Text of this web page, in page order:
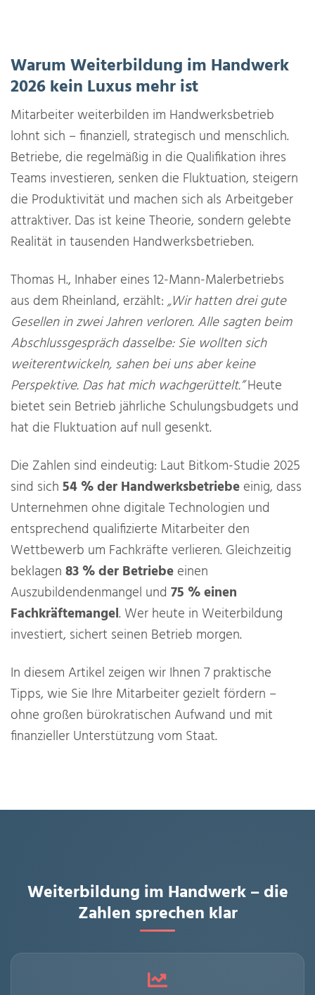
Warum Weiterbildung im Handwerk
2026 kein Luxus mehr ist
Mitarbeiter weiterbilden im Handwerksbetrieb
lohnt sich – finanziell, strategisch und menschlich.
Betriebe, die regelmäßig in die Qualifikation ihres
Teams investieren, senken die Fluktuation, steigern
die Produktivität und machen sich als Arbeitgeber
attraktiver. Das ist keine Theorie, sondern gelebte
Realität in tausenden Handwerksbetrieben.
Thomas H., Inhaber eines 12-Mann-Malerbetriebs
aus dem Rheinland, erzählt: „Wir hatten drei gute
Gesellen in zwei Jahren verloren. Alle sagten beim
Abschlussgespräch dasselbe: Sie wollten sich
weiterentwickeln, sahen bei uns aber keine
Perspektive. Das hat mich wachgerüttelt.”Heute
bietet sein Betrieb jährliche Schulungsbudgets und
hat die Fluktuation auf null gesenkt.
Die Zahlen sind eindeutig: Laut Bitkom-Studie 2025
sind sich 54 % der Handwerksbetriebe einig, dass
Unternehmen ohne digitale Technologien und
entsprechend qualifizierte Mitarbeiter den
Wettbewerb um Fachkräfte verlieren. Gleichzeitig
beklagen 83 % der Betriebe einen
Auszubildendenmangel und 75 % einen
Fachkräftemangel. Wer heute in Weiterbildung
investiert, sichert seinen Betrieb morgen.
In diesem Artikel zeigen wir Ihnen 7 praktische
Tipps, wie Sie Ihre Mitarbeiter gezielt fördern –
ohne großen bürokratischen Aufwand und mit
finanzieller Unterstützung vom Staat.
Weiterbildung im Handwerk – die
Zahlen sprechen klar